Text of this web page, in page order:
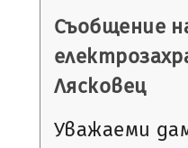
Съобщение
Лясковец
Уважаеми